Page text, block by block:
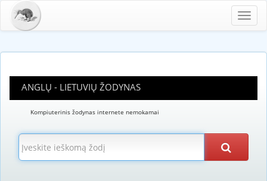
ANGLŲ - LIETUVIŲ ŽODYNAS
Kompiuterinis žodynas internete nemokamai